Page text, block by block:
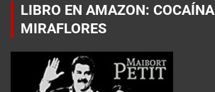
LIBRO EN AMAZON:
MIRAFLORES